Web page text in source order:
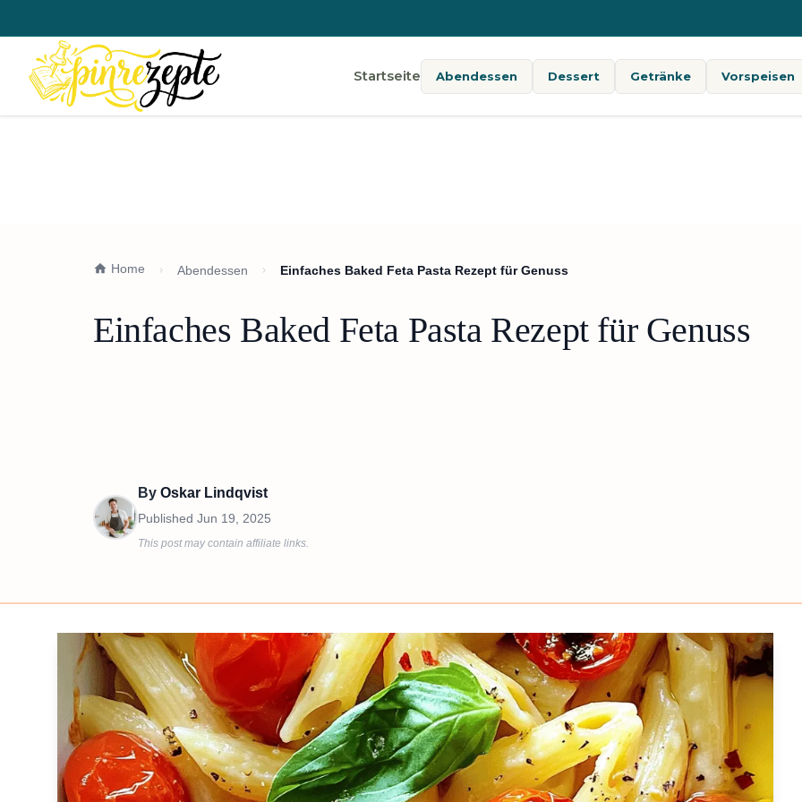
Startseite Abendessen Dessert Getränke Vorspeisen
Home Abendessen Einfaches Baked Feta Pasta Rezept für Genuss
Einfaches Baked Feta Pasta Rezept für Genuss
By Oskar Lindqvist
Published Jun 19, 2025
This post may contain affiliate links.